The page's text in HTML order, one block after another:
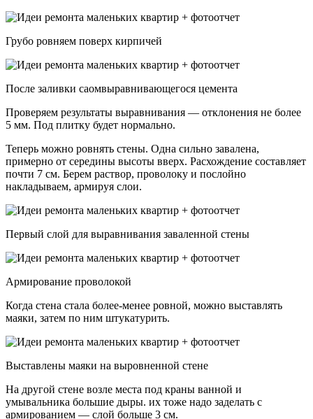
Грубо ровняем поверх кирпичей
После заливки саомвыравнивающегося цемента
Проверяем результаты выравнивания — отклонения не более
5 мм. Под плитку будет нормально.
Теперь можно ровнять стены. Одна сильно завалена,
примерно от середины высоты вверх. Расхождение составляет
почти 7 см. Берем раствор, проволоку и послойно
накладываем, армируя слои.
Первый слой для выравнивания заваленной стены
Армирование проволокой
Когда стена стала более-менее ровной, можно выставлять
маяки, затем по ним штукатурить.
Выставлены маяки на выровненной стене
На другой стене возле места под краны ванной и
умывальника большие дыры. их тоже надо заделать с
армированием — слой больше 3 см.